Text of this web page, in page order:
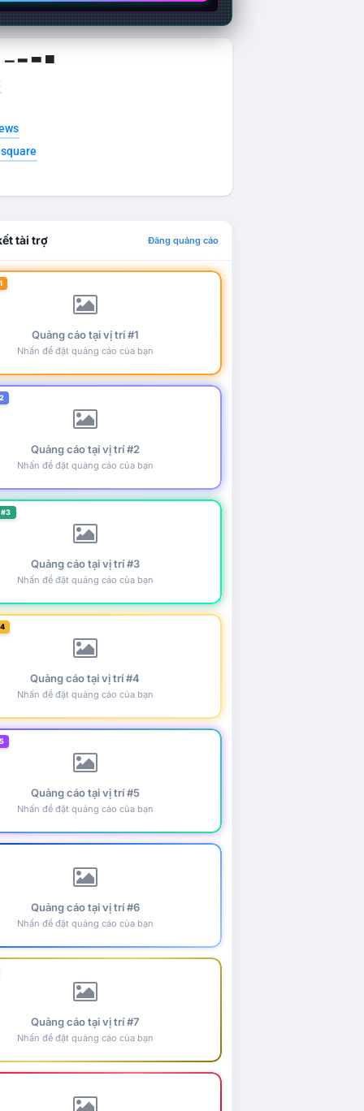
▁ ▂ ▃ ▄
tài trợ Đăng quảng cáo
Quảng cáo tại vị trí #1
Nhấn để đặt quảng cáo của bạn
Quảng cáo tại vị trí #2
Nhấn để đặt quảng cáo của bạn
Quảng cáo tại vị trí #3
Nhấn để đặt quảng cáo của bạn
Quảng cáo tại vị trí #4
Nhấn để đặt quảng cáo của bạn
Quảng cáo tại vị trí #5
Nhấn để đặt quảng cáo của bạn
Quảng cáo tại vị trí #6
Nhấn để đặt quảng cáo của bạn
Quảng cáo tại vị trí #7
Nhấn để đặt quảng cáo của bạn